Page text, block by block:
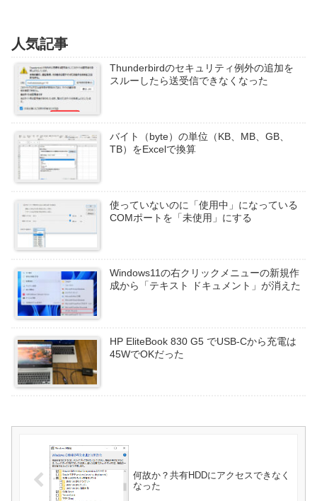
人気記事
Thunderbirdのセキュリティ例外の追加を
スルーしたら送受信できなくなった
バイト（byte）の単位（KB、MB、GB、
TB）をExcelで換算
使っていないのに「使用中」になっている
COMポートを「未使用」にする
Windows11の右クリックメニューの新規作
成から「テキスト ドキュメント」が消えた
HP EliteBook 830 G5 でUSB-Cから充電は
45WでOKだった
何故か？共有HDDにアクセスできなく
なった